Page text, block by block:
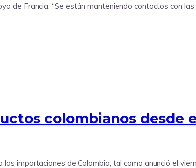
de Francia. “Se están manteniendo contactos con las
colombianos desde
importaciones de Colombia, tal como anunció el